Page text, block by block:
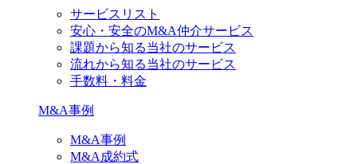
サービスリスト
安心・安全のM&A仲介サービス
課題から知る当社のサービス
流れから知る当社のサービス
手数料・料金
M&A事例
M&A事例
M&A成約式